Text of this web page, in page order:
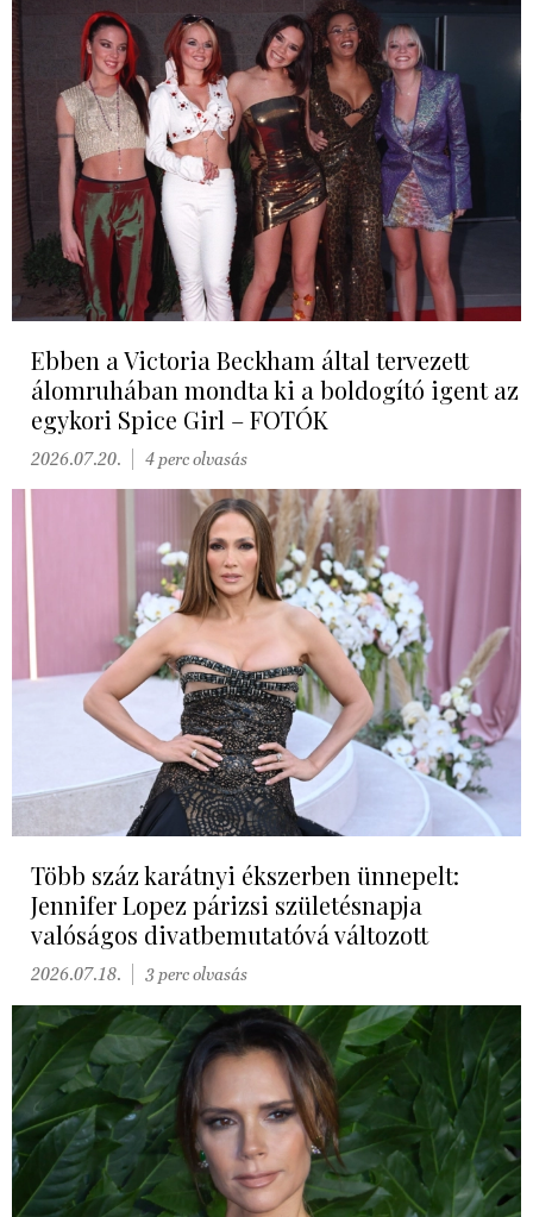
Ebben a Victoria Beckham által tervezett
álomruhában mondta ki a boldogító igent az
egykori Spice Girl – FOTÓK
2026.07.20. 4 perc olvasás
Több száz karátnyi ékszerben ünnepelt:
Jennifer Lopez párizsi születésnapja
valóságos divatbemutatóvá változott
2026.07.18. 3 perc olvasás